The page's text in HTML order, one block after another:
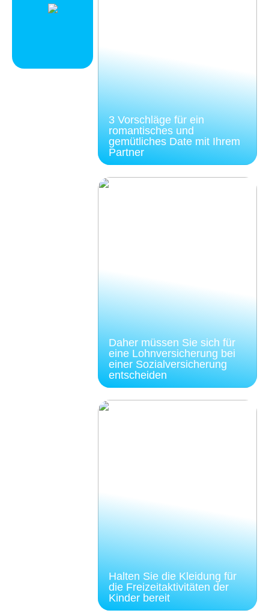
3 Vorschläge für ein
romantisches und
gemütliches Date mit Ihrem
Partner
Daher müssen Sie sich für
eine Lohnversicherung bei
einer Sozialversicherung
entscheiden
Halten Sie die Kleidung für
die Freizeitaktivitäten der
Kinder bereit